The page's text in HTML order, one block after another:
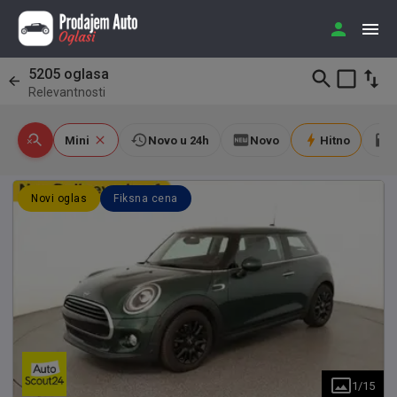
5205 oglasa
Relevantnosti
Mini Novo u 24h Novo Hitno
Novi oglas Fiksna cena
1 /15